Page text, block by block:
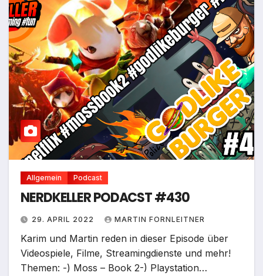
Allgemein Podcast
NERDKELLER PODACST #430
29. APRIL 2022 MARTIN FORNLEITNER
Karim und Martin reden in dieser Episode über
Videospiele, Filme, Streamingdienste und mehr!
Themen: -) Moss – Book 2-) Playstation…